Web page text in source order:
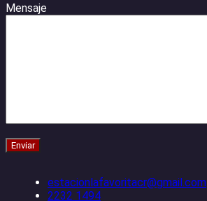
Mensaje
estacionlafavoritacr@gmail.com
2232 1494